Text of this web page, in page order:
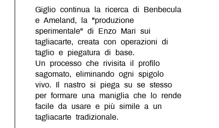
Giglio continua la ricerca di Benbecula
e Ameland, la "produzione
sperimentale" di Enzo Mari sui
tagliacarte, creata con operazioni di
taglio e piegatura di base.
Un processo che rivisita il profilo
sagomato, eliminando ogni spigolo
vivo. Il nastro si piega su se stesso
per formare una maniglia che lo rende
facile da usare e più simile a un
tagliacarte tradizionale.